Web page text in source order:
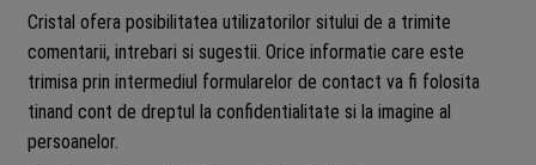
Cristal ofera posibilitatea utilizatorilor sitului de a trimite
comentarii, intrebari si sugestii. Orice informatie care este
trimisa prin intermediul formularelor de contact va fi folosita
tinand cont de dreptul la confidentialitate si la imagine al
persoanelor.